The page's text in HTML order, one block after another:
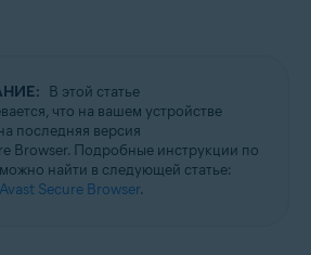
В этой статье
что на вашем устройстве
последняя версия
Browser. Подробные инструкции по
найти в следующей статье:
Secure Browser.